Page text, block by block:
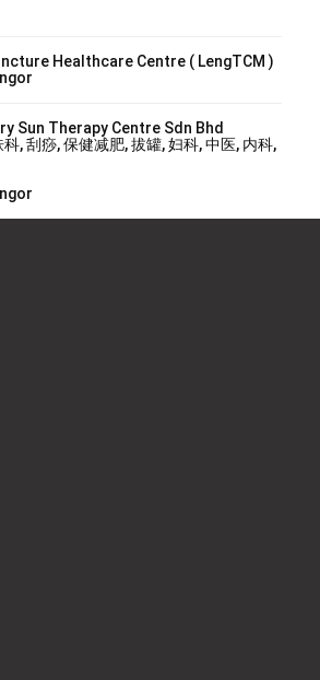
Healthcare Centre ( LengTCM )
Sun Therapy Centre Sdn Bhd
, 刮痧, 保健减肥, 拔罐, 妇科, 中医, 内科,